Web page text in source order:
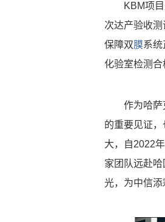
KBM项
次达产验收
保障双膜系
化验室检测
作为哈萨
的重要见证
大，自2022
家团队远赴
光，为中信添